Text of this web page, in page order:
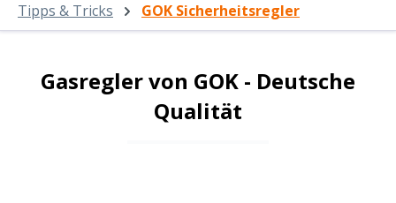
Tipps & Tricks GOK Sicherheitsregler
Gasregler von GOK - Deutsche
Qualität